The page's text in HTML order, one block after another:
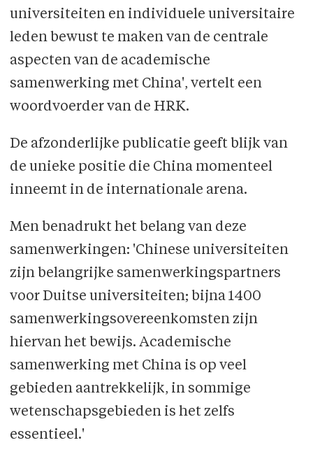
universiteiten en individuele universitaire
leden bewust te maken van de centrale
aspecten van de academische
samenwerking met China', vertelt een
woordvoerder van de HRK.
De afzonderlijke publicatie geeft blijk van
de unieke positie die China momenteel
inneemt in de internationale arena.
Men benadrukt het belang van deze
samenwerkingen: 'Chinese universiteiten
zijn belangrijke samenwerkingspartners
voor Duitse universiteiten; bijna 1400
samenwerkingsovereenkomsten zijn
hiervan het bewijs. Academische
samenwerking met China is op veel
gebieden aantrekkelijk, in sommige
wetenschapsgebieden is het zelfs
essentieel.'